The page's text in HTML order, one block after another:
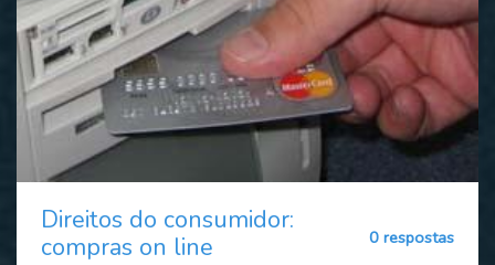
Direitos do consumidor:
compras on line
0 respostas